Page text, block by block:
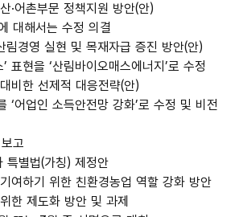
·어촌부문 정책지원 방안(안)
대해서는 수정 의결
경영 실현 및 목재자급 증진 방안(안)
현을 ‘산림바이오매스에너지’로 수정
비한 선제적 대응전략(안)
어업인 소득안전망 강화’로 수정 및 비전
고
별법(가칭) 제정안
여하기 위한 친환경농업 역할 강화 방안
한 제도화 방안 및 과제